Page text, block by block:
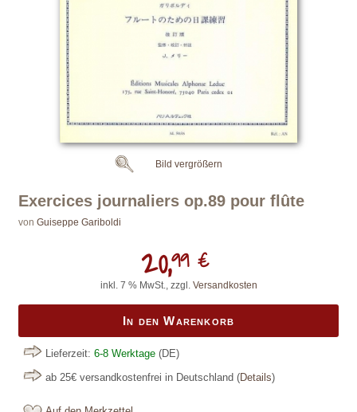
Exercices journaliers op.89 pour flûte
von Guiseppe Gariboldi
20,99 €
inkl. 7 % MwSt., zzgl. Versandkosten
In den Warenkorb
Lieferzeit: 6-8 Werktage (DE)
ab 25€ versandkostenfrei in Deutschland (Details)
Bild vergrößern